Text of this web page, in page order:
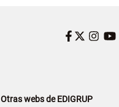
Facebook
Otras webs de EDIGRUP